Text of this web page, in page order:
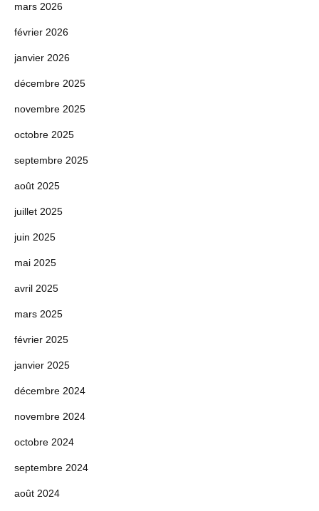
mars 2026
février 2026
janvier 2026
décembre 2025
novembre 2025
octobre 2025
septembre 2025
août 2025
juillet 2025
juin 2025
mai 2025
avril 2025
mars 2025
février 2025
janvier 2025
décembre 2024
novembre 2024
octobre 2024
septembre 2024
août 2024